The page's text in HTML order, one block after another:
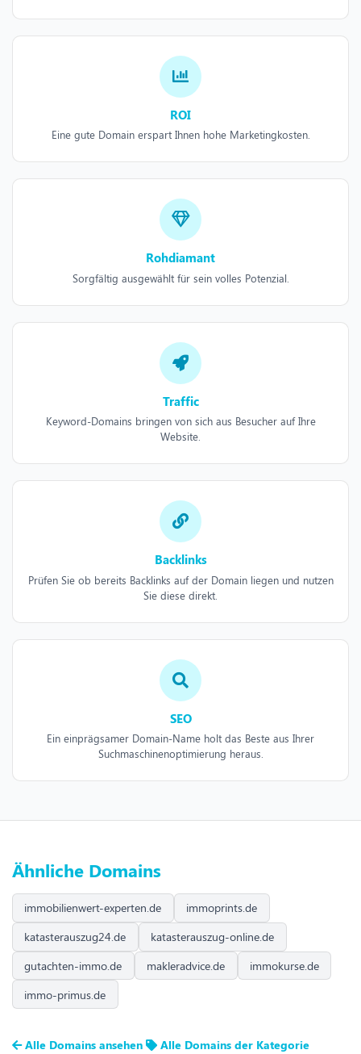
ROI
Eine gute Domain erspart Ihnen hohe Marketingkosten.
Rohdiamant
Sorgfältig ausgewählt für sein volles Potenzial.
Traffic
Keyword-Domains bringen von sich aus Besucher auf Ihre
Website.
Backlinks
Prüfen Sie ob bereits Backlinks auf der Domain liegen und nutzen
Sie diese direkt.
SEO
Ein einprägsamer Domain-Name holt das Beste aus Ihrer
Suchmaschinenoptimierung heraus.
Ähnliche Domains
immobilienwert-experten.de
immoprints.de
katasterauszug24.de
katasterauszug-online.de
gutachten-immo.de
makleradvice.de
immokurse.de
immo-primus.de
Alle Domains ansehen
Alle Domains der Kategorie